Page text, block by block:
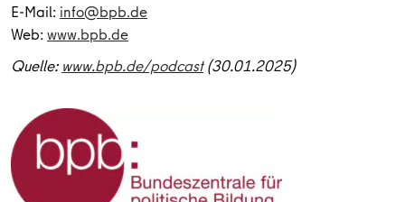
E-Mail: info@bpb.de
Web:www.bpb.de
Quelle: www.bpb.de/podcast(30.01.2025)